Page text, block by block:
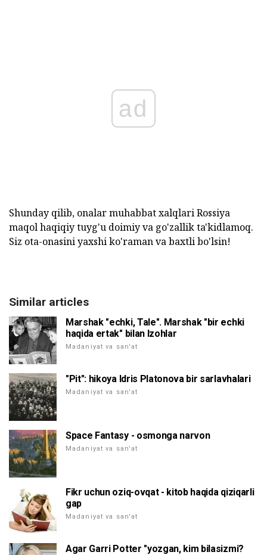
ad
Shunday qilib, onalar muhabbat xalqlari Rossiya
maqol haqiqiy tuyg'u doimiy va go'zallik ta'kidlamoq.
Siz ota-onasini yaxshi ko'raman va baxtli bo'lsin!
Similar articles
Marshak "echki, Tale". Marshak "bir echki
haqida ertak" bilan Izohlar
Madaniyat va san'at
"Pit": hikoya Idris Platonova bir sarlavhalari
Madaniyat va san'at
Space Fantasy - osmonga narvon
Madaniyat va san'at
Fikr uchun oziq-ovqat - kitob haqida qiziqarli
gap
Madaniyat va san'at
Agar Garri Potter "yozgan, kim bilasizmi?